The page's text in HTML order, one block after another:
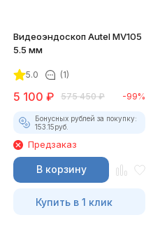
Видеоэндоскоп Autel MV105
5.5 мм
5.0 (1)
5 100 ₽ 575 450 ₽ -99%
Бонусных рублей за покупку:
153.15руб.
Предзаказ
В корзину
Купить в 1 клик